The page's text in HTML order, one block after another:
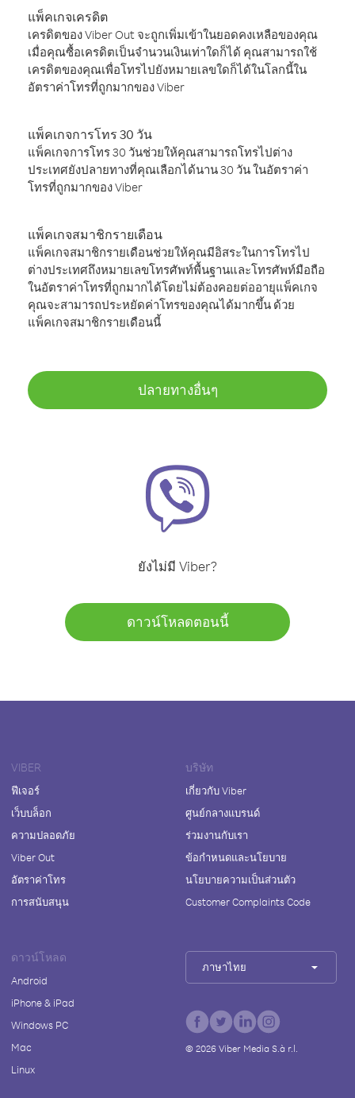
แพ็คเกจเครดิต
เครดิตของ Viber Out จะถูกเพิ่มเข้าในยอดคงเหลือของคุณ
เมื่อคุณซื้อเครดิตเป็นจำนวนเงินเท่าใดก็ได้ คุณสามารถใช้
เครดิตของคุณเพื่อโทรไปยังหมายเลขใดก็ได้ในโลกนี้ใน
อัตราค่าโทรที่ถูกมากของ Viber
แพ็คเกจการโทร 30 วัน
แพ็คเกจการโทร 30 วันช่วยให้คุณสามารถโทรไปต่าง
ประเทศยังปลายทางที่คุณเลือกได้นาน 30 วัน ในอัตราค่า
โทรที่ถูกมากของ Viber
แพ็คเกจสมาชิกรายเดือน
แพ็คเกจสมาชิกรายเดือนช่วยให้คุณมีอิสระในการโทรไป
ต่างประเทศถึงหมายเลขโทรศัพท์พื้นฐานและโทรศัพท์มือถือ
ในอัตราค่าโทรที่ถูกมากได้โดยไม่ต้องคอยต่ออายุแพ็คเกจ
คุณจะสามารถประหยัดค่าโทรของคุณได้มากขึ้น ด้วย
แพ็คเกจสมาชิกรายเดือนนี้
ปลายทางอื่นๆ
ยังไม่มี Viber?
ดาวน์โหลดตอนนี้
VIBER
ฟีเจอร์
เว็บบล็อก
ความปลอดภัย
Viber Out
อัตราค่าโทร
การสนับสนุน
บริษัท
เกี่ยวกับ Viber
ศูนย์กลางแบรนด์
ร่วมงานกับเรา
ข้อกำหนดและนโยบาย
นโยบายความเป็นส่วนตัว
Customer Complaints Code
ดาวน์โหลด
Android
iPhone & iPad
Windows PC
Mac
Linux
ภาษาไทย
© 2026Viber Media S.à r.l.